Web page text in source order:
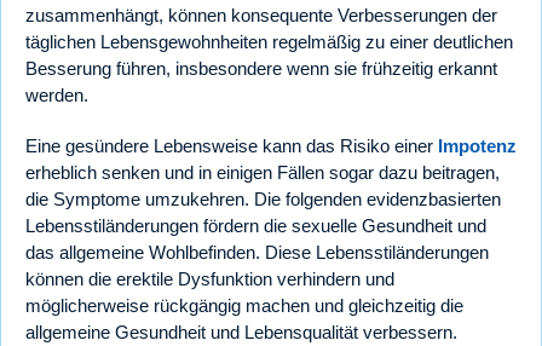
zusammenhängt, können konsequente Verbesserungen der
täglichen Lebensgewohnheiten regelmäßig zu einer deutlichen
Besserung führen, insbesondere wenn sie frühzeitig erkannt
werden.
Eine gesündere Lebensweise kann das Risiko einer Impotenz
erheblich senken und in einigen Fällen sogar dazu beitragen,
die Symptome umzukehren. Die folgenden evidenzbasierten
Lebensstiländerungen fördern die sexuelle Gesundheit und
das allgemeine Wohlbefinden. Diese Lebensstiländerungen
können die erektile Dysfunktion verhindern und
möglicherweise rückgängig machen und gleichzeitig die
allgemeine Gesundheit und Lebensqualität verbessern.